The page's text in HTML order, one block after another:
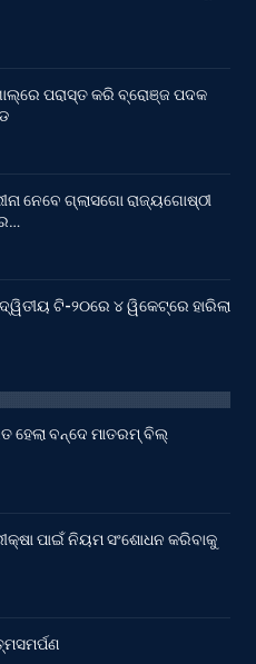
ପରାସ୍ତ କରି ବ୍ରୋଞ୍ଜ ପଦକ
ନେବେ ଗ୍ଲାସଗୋ ରାଜ୍ୟଗୋଷ୍ଠୀ
ଟି-୨୦ରେ ୪ ୱିକେଟ୍‌ରେ ହାରିଲା
ହେଲା ବନ୍ଦେ ମାତରମ୍‌ ବିଲ୍‌
ପାଇଁ ନିୟମ ସଂଶୋଧନ କରିବାକୁ